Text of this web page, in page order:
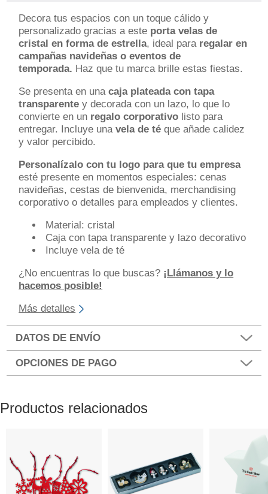
Decora tus espacios con un toque cálido y
personalizado gracias a este porta velas de
cristal en forma de estrella, ideal para regalar en
campañas navideñas o eventos de
temporada. Haz que tu marca brille estas fiestas.
Se presenta en unacaja plateada con tapa
transparente y decorada con un lazo, lo que lo
convierte en un regalo corporativo listo para
entregar. Incluye unavela de té que añade calidez
y valor percibido.
Personalízalo con tu logo para que tu empresa
esté presente en momentos especiales: cenas
navideñas, cestas de bienvenida, merchandising
corporativo o detalles para empleados y clientes.
Material: cristal
Caja con tapa transparente y lazo decorativo
Incluye vela de té
¿No encuentras lo que buscas? ¡Llámanos y lo
hacemos posible!
Más detalles
DATOS DE ENVÍO
OPCIONES DE PAGO
Productos relacionados